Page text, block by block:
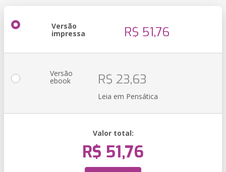
Versão
impressa R$ 51,76
Versão
ebook R$ 23,63
Leia em Pensática
Valor total:
R$ 51,76